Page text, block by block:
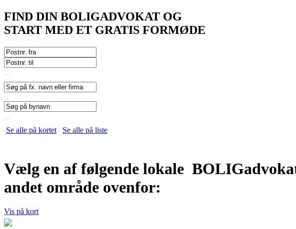
FIND DIN BOLIGADVOKAT OG
START MED ET GRATIS FORMØDE
Se alle på kortet Se alle på liste
Vælg en af følgende lokale
andet område ovenfor:
Vis på kort